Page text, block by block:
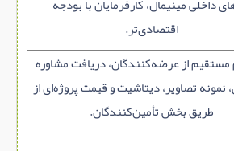
اقتصادی‌تر.
مستقیم از عرضه‌کنندگان، دریافت مشاوره
تصاویر، دیتاشیت و قیمت پروژه‌ای از
طریق بخش تأمین‌کنندگان.